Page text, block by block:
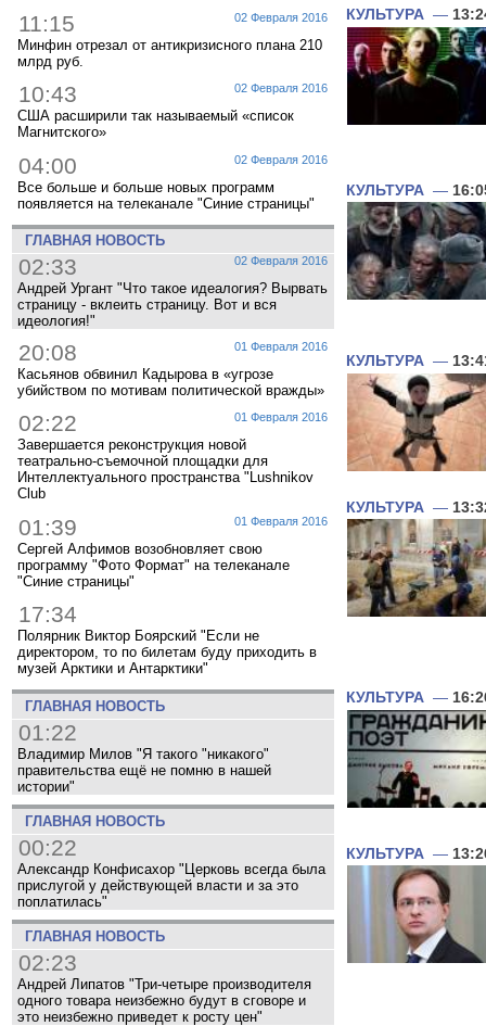
02 Февраля 2016
11:15
Минфин отрезал от антикризисного плана 210
млрд руб.
02 Февраля 2016
10:43
США расширили так называемый «список
Магнитского»
02 Февраля 2016
04:00
Все больше и больше новых программ
появляется на телеканале "Синие страницы"
ГЛАВНАЯ НОВОСТЬ
02 Февраля 2016
02:33
Андрей Ургант "Что такое идеалогия? Вырвать
страницу - вклеить страницу. Вот и вся
идеология!"
01 Февраля 2016
20:08
Касьянов обвинил Кадырова в «угрозе
убийством по мотивам политической вражды»
01 Февраля 2016
02:22
Завершается реконструкция новой
театрально-съемочной площадки для
Интеллектуального пространства "Lushnikov
Club
01 Февраля 2016
01:39
Сергей Алфимов возобновляет свою
программу "Фото Формат" на телеканале
"Синие страницы"
17:34
Полярник Виктор Боярский "Если не
директором, то по билетам буду приходить в
музей Арктики и Антарктики"
ГЛАВНАЯ НОВОСТЬ
01:22
Владимир Милов "Я такого "никакого"
правительства ещё не помню в нашей
истории"
ГЛАВНАЯ НОВОСТЬ
00:22
Александр Конфисахор "Церковь всегда была
прислугой у действующей власти и за это
поплатилась"
ГЛАВНАЯ НОВОСТЬ
02:23
Андрей Липатов "Три-четыре производителя
одного товара неизбежно будут в сговоре и
это неизбежно приведет к росту цен"
КУЛЬТУРА —
КУЛЬТУРА —
КУЛЬТУРА —
КУЛЬТУРА —
КУЛЬТУРА —
КУЛЬТУРА —